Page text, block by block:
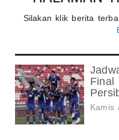
Silakan klik berita
Final
Kamis